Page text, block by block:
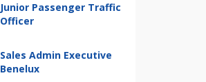
Junior Passenger Traffic
Officer
Sales Admin Executive
Benelux